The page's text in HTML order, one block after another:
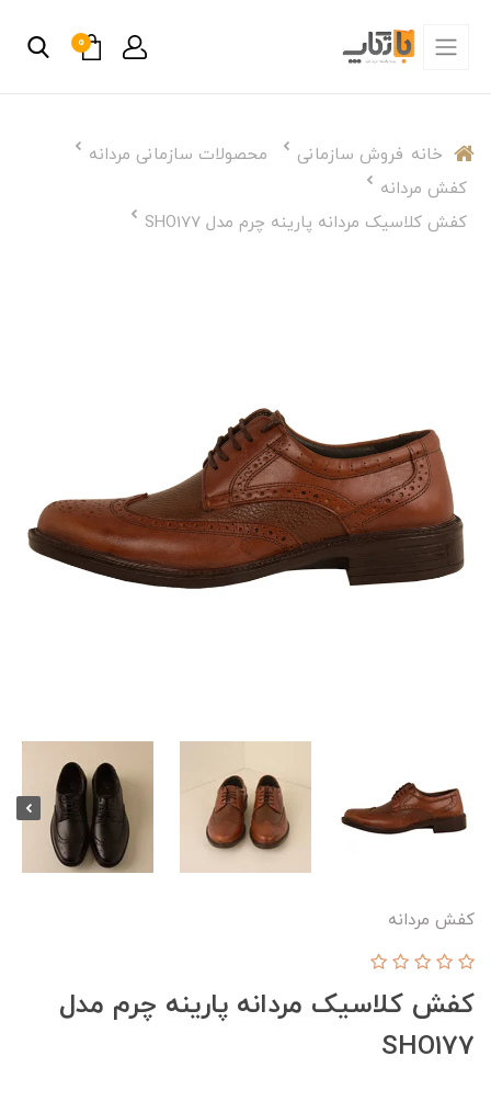
0
خانه فروش سازمانی
محصولات سازمانی مردانه
کفش مردانه
کفش کلاسیک مردانه پارینه چرم مدل SHO177
کفش مردانه
کفش کلاسیک مردانه پارینه چرم مدل
SHO177